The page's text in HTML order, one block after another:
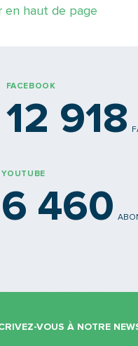
en haut de page
FACEBOOK
12 918
YOUTUBE
6 460
VOUS À NOTRE